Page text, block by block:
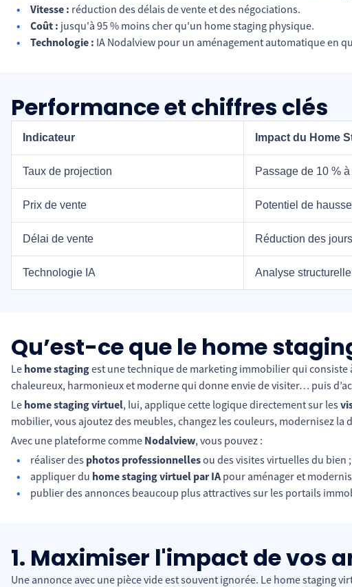
Vitesse : réduction des délais de vente et des négociations.
Coût : jusqu'à 95 % moins cher qu'un home staging physique.
Technologie : IA Nodalview pour un aménagement automatique en
Performance et chiffres clés
Indicateur Impact du Home
Taux de projection Passage de 10 %
Prix de vente Potentiel de
Délai de vente Réduction des
Technologie IA Analyse
Qu’est-ce que le home
Le home stagingest une technique de marketing immobilier qui consiste
chaleureux, harmonieux et moderne qui donne envie de visiter… puis
Le home staging virtuel, lui, applique cette logique directement sur les
mobilier, vous ajoutez des meubles, changez les couleurs, modernisez la
Avec une plateforme comme Nodalview, vous pouvez :
réaliser des photos professionnellesou des visites virtuelles du bien ;
appliquer du home staging virtuel par IApour aménager et
publier des annonces beaucoup plus attractives sur les portails
1. Maximiser l'impact de vos
Une annonce avec une pièce vide est souvent ignorée. Le home